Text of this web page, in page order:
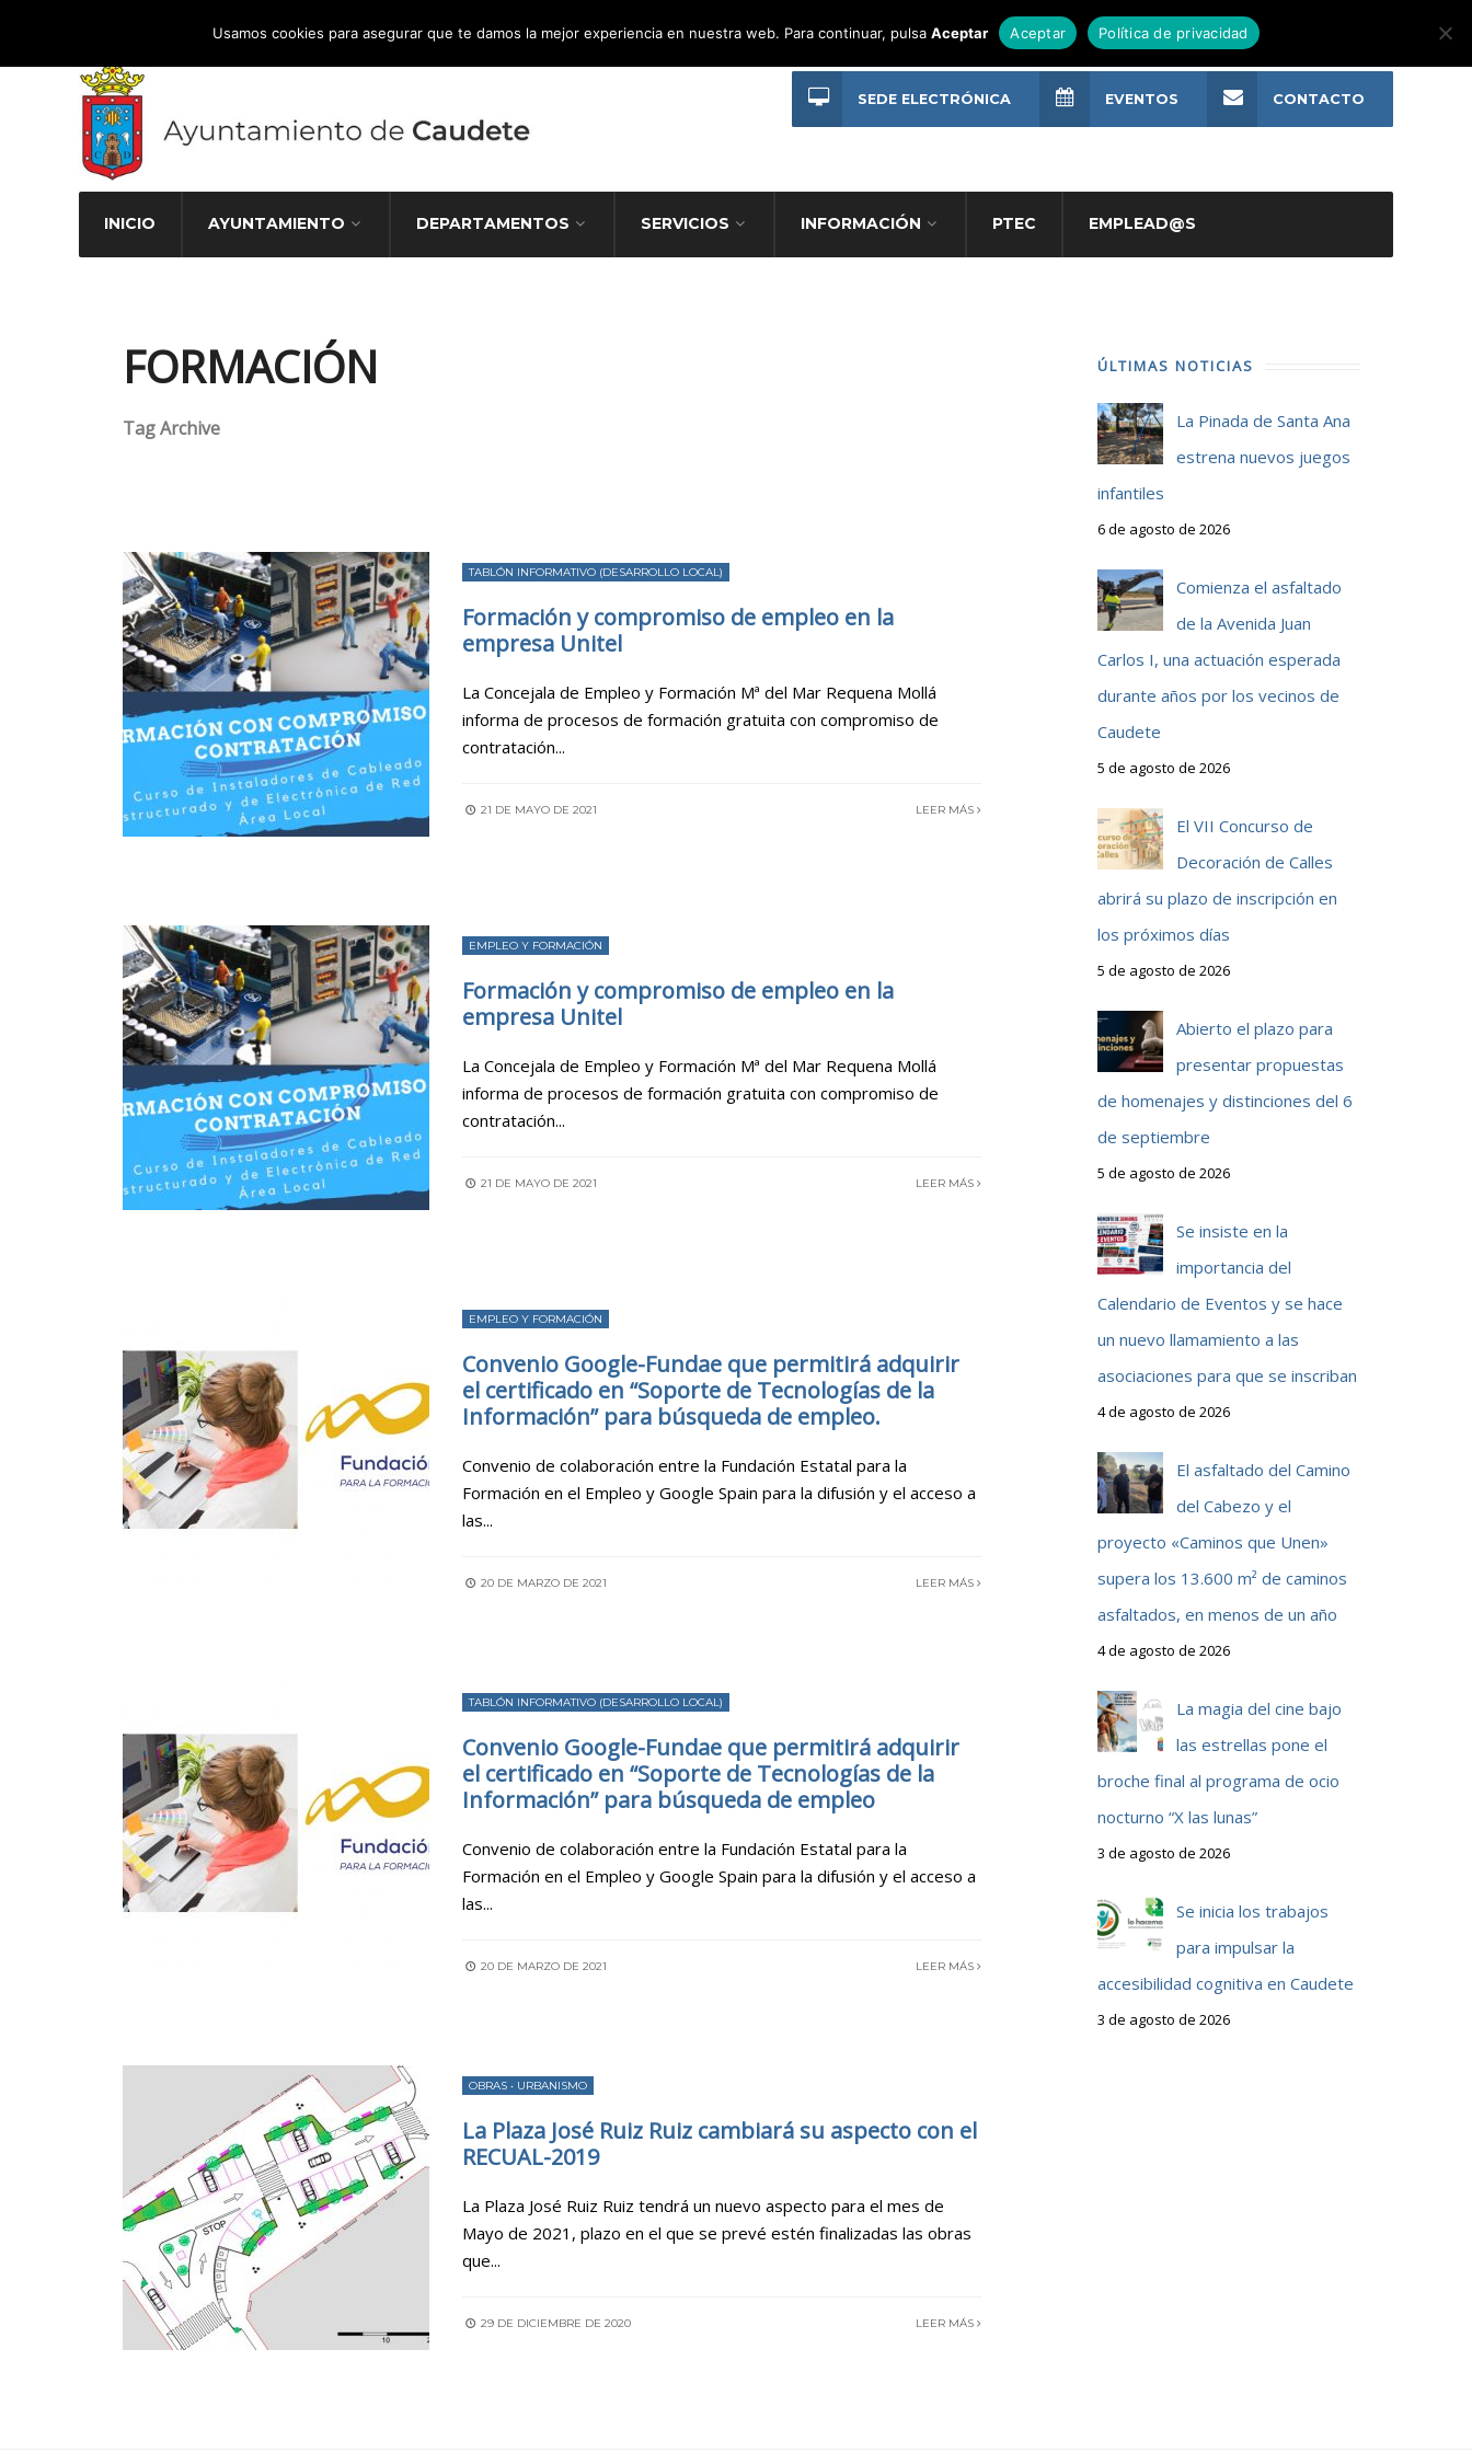
Atención Ciudadana 965 827 000
INICIO AYUNTAMIENTO DEPARTAMENTOS SERVICIOS INFORMACIÓN PTEC EMPLEAD@S
SEDE ELECTRÓNICA EVENTOS CONTACTO
FORMACIÓN
Tag Archive
TABLÓN INFORMATIVO (DESARROLLO LOCAL)
Formación y compromiso de empleo en la
empresa Unitel
La Concejala de Empleo y Formación Mª del Mar Requena Mollá
informa de procesos de formación gratuita con compromiso de
contratación...
21 DE MAYO DE 2021 LEER MÁS
EMPLEO Y FORMACIÓN
Formación y compromiso de empleo en la
empresa Unitel
La Concejala de Empleo y Formación Mª del Mar Requena Mollá
informa de procesos de formación gratuita con compromiso de
contratación...
21 DE MAYO DE 2021 LEER MÁS
EMPLEO Y FORMACIÓN
Convenio Google-Fundae que permitirá adquirir
el certificado en “Soporte de Tecnologías de la
Información” para búsqueda de empleo.
Convenio de colaboración entre la Fundación Estatal para la
Formación en el Empleo y Google Spain para la difusión y el acceso a
las...
20 DE MARZO DE 2021 LEER MÁS
TABLÓN INFORMATIVO (DESARROLLO LOCAL)
Convenio Google-Fundae que permitirá adquirir
el certificado en “Soporte de Tecnologías de la
Información” para búsqueda de empleo
Convenio de colaboración entre la Fundación Estatal para la
Formación en el Empleo y Google Spain para la difusión y el acceso a
las...
20 DE MARZO DE 2021 LEER MÁS
OBRAS • URBANISMO
La Plaza José Ruiz Ruiz cambiará su aspecto con el
RECUAL-2019
La Plaza José Ruiz Ruiz tendrá un nuevo aspecto para el mes de
Mayo de 2021, plazo en el que se prevé estén finalizadas las obras
que...
29 DE DICIEMBRE DE 2020 LEER MÁS
ÚLTIMAS NOTICIAS
La Pinada de Santa Ana
estrena nuevos juegos
infantiles
6 de agosto de 2026
Comienza el asfaltado
de la Avenida Juan
Carlos I, una actuación esperada
durante años por los vecinos de
Caudete
5 de agosto de 2026
El VII Concurso de
Decoración de Calles
abrirá su plazo de inscripción en
los próximos días
5 de agosto de 2026
Abierto el plazo para
presentar propuestas
de homenajes y distinciones del 6
de septiembre
5 de agosto de 2026
Se insiste en la
importancia del
Calendario de Eventos y se hace
un nuevo llamamiento a las
asociaciones para que se inscriban
4 de agosto de 2026
El asfaltado del Camino
del Cabezo y el
proyecto «Caminos que Unen»
supera los 13.600 m² de caminos
asfaltados, en menos de un año
4 de agosto de 2026
La magia del cine bajo
las estrellas pone el
broche final al programa de ocio
nocturno “X las lunas”
3 de agosto de 2026
Se inicia los trabajos
para impulsar la
accesibilidad cognitiva en Caudete
3 de agosto de 2026
Usamos cookies para asegurar que te damos la mejor experiencia en nuestra web. Para continuar, pulsaAceptar Aceptar Política de privacidad